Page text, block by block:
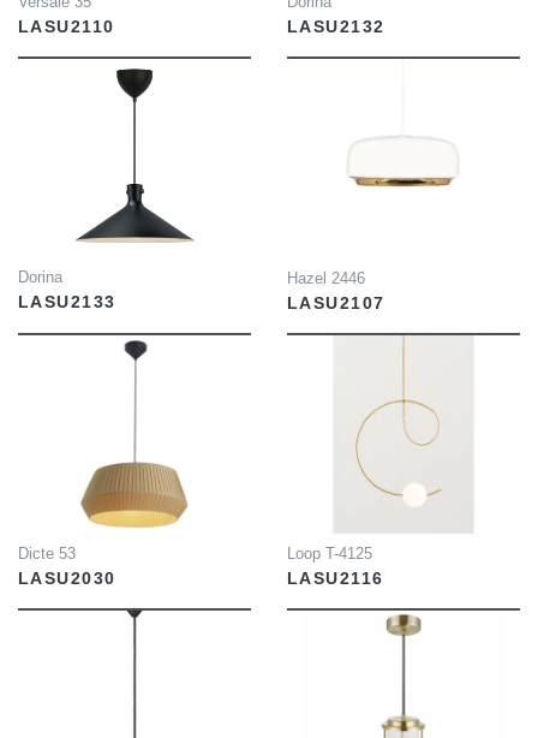
LASU2110 LASU2132
Dorina
LASU2133
Hazel 2446
LASU2107
Dicte 53
LASU2030
INFO
Loop T-4125
LASU2116
INFO